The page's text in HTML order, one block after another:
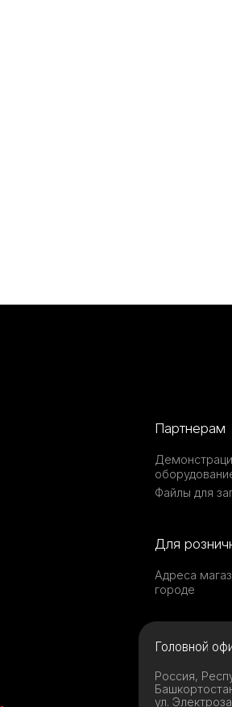
Партнерам
Файлы для
Для
Адреса
городе
Головной
Россия,
ул.